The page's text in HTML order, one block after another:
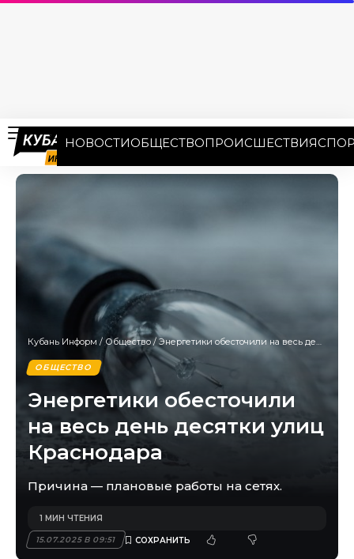
НОВОСТИОБЩЕСТВОПРОИСШЕСТВИЯ
Кубань Информ / Общество/ Энергетики обесточили на весь день десятки улиц Краснодара
ОБЩЕСТВО
Энергетики обесточили
на весь день десятки улиц
Краснодара
Причина — плановые работы на сетях.
15.07.2025 В 09:51
1 МИН ЧТЕНИЯ